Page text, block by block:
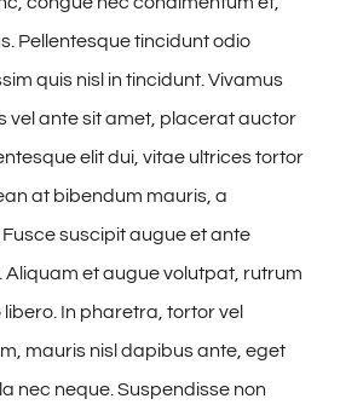
Pellentesque tincidunt odio
quis nisl in tincidunt. Vivamus
vel ante sit amet, placerat auctor
elit dui, vitae ultrices tortor
at bibendum mauris, a
suscipit augue et ante
Aliquam et augue volutpat, rutrum
In pharetra, tortor vel
mauris nisl dapibus ante, eget
nec neque. Suspendisse non